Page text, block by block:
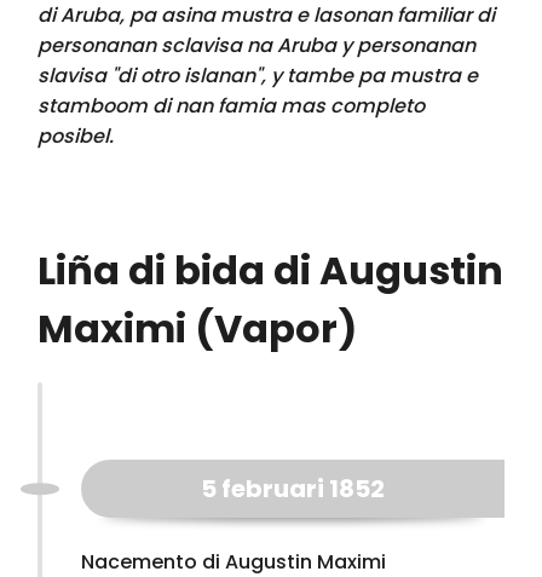
di Aruba, pa asina mustra e lasonan familiar di
personanan sclavisa na Aruba y personanan
slavisa "di otro islanan", y tambe pa mustra e
stamboom di nan famia mas completo
posibel.
Liña di bida di Augustin
Maximi (Vapor)
5 februari 1852
Nacemento di Augustin Maximi